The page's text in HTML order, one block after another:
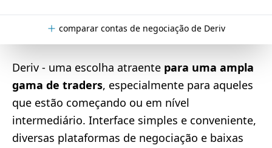
comparar contas de negociação de Deriv
Deriv - uma escolha atraente para uma ampla
gama de traders, especialmente para aqueles
que estão começando ou em nível
intermediário. Interface simples e conveniente,
diversas plataformas de negociação e baixas